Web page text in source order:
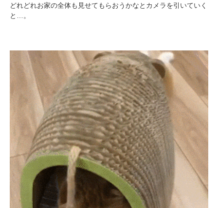
どれどれお家の全体も見せてもらおうかなとカメラを引いていく
と…。